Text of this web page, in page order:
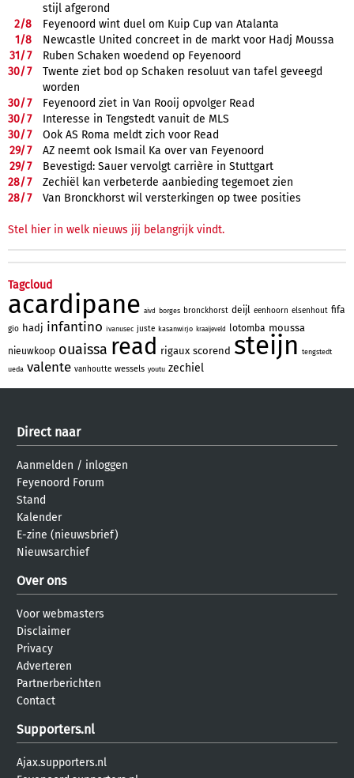
stijl afgerond
2/8
Feyenoord wint duel om Kuip Cup van Atalanta
1/8
Newcastle United concreet in de markt voor Hadj Moussa
31/7
Ruben Schaken woedend op Feyenoord
30/7
Twente ziet bod op Schaken resoluut van tafel geveegd
worden
30/7
Feyenoord ziet in Van Rooij opvolger Read
30/7
Interesse in Tengstedt vanuit de MLS
30/7
Ook AS Roma meldt zich voor Read
29/7
AZ neemt ook Ismail Ka over van Feyenoord
29/7
Bevestigd: Sauer vervolgt carrière in Stuttgart
28/7
Zechiël kan verbeterde aanbieding tegemoet zien
28/7 Van Bronckhorst wil versterkingen op twee posities
Stel hier in welk nieuws jij belangrijk vindt.
Tagcloud
acardipane aivd borges bronckhorst deijl eenhoorn elsenhout fifa
gio hadj infantino ivanusec juste kasanwirjo kraaijeveld lotomba moussa
nieuwkoop ouaissa read rigaux scorend steijn tengstedt
ueda valente vanhoutte wessels youtu zechiel
Direct naar
Aanmelden / inloggen
Feyenoord Forum
Stand
Kalender
E-zine (nieuwsbrief)
Nieuwsarchief
Over ons
Voor webmasters
Disclaimer
Privacy
Adverteren
Partnerberichten
Contact
Supporters.nl
Ajax.supporters.nl